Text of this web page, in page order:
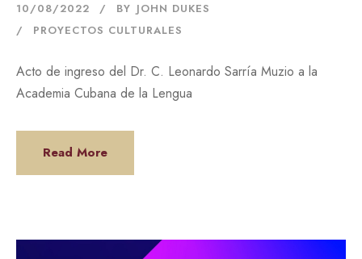
10/08/2022 BY JOHN DUKES
PROYECTOS CULTURALES
Acto de ingreso del Dr. C. Leonardo Sarría Muzio a la
Academia Cubana de la Lengua
Read More